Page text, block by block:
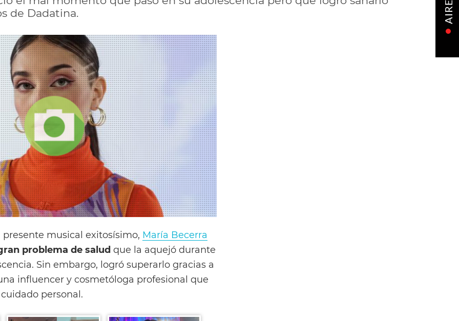
de Dadatina.
musical exitosísimo, María Becerra
problema de salud que la aquejó durante
Sin embargo, logró superarlo gracias a
influencer y cosmetóloga profesional que
personal.
AIRE